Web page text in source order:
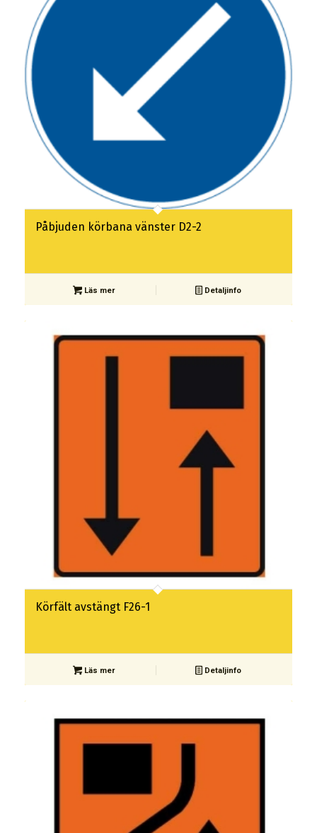
Påbjuden körbana vänster D2-2
Läs mer Detaljinfo
Körfält avstängt F26-1
Läs mer Detaljinfo